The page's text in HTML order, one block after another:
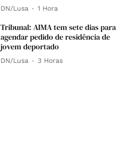
DN/Lusa 1 Hora
Tribunal: AIMA tem sete dias para
agendar pedido de residência de
jovem deportado
DN/Lusa 3 Horas